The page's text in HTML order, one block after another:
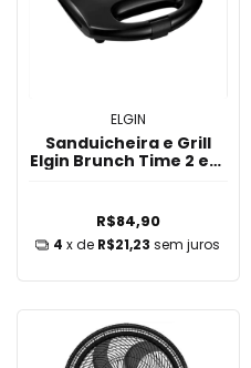
ELGIN
Sanduicheira e Grill
Elgin Brunch Time 2 em
R$84,90
4 x de R$21,23 sem juros